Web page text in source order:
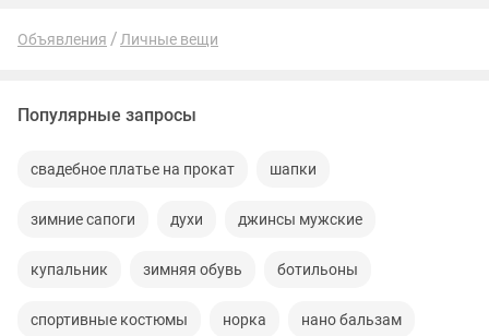
Объявления Личные вещи
Популярные запросы
свадебное платье на прокат шапки
зимние сапоги духи джинсы мужские
купальник зимняя обувь ботильоны
спортивные костюмы норка нано бальзам